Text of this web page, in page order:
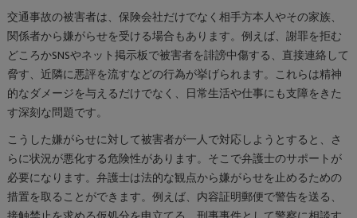
交通事故の被害者は、保険会社だけでなく相手方本人やその家族、
関係者から嫌がらせを受ける場合もあります。例えば、謝罪を拒む
どころかSNSやネット掲示板で被害者を誹謗中傷する、直接連絡して
脅す、近隣に悪評を流すなどの行為が挙げられます。これらは精神
的なダメージを与えるだけでなく、日常生活や仕事にも支障をきた
す深刻な問題です。
こうした嫌がらせに対して被害者が一人で対応しようとすると、さ
らに状況が悪化する危険性があります。そこで弁護士のサポートが
必要になります。弁護士は法的な観点から嫌がらせを止めるための
措置を取ることができます。例えば、内容証明郵便で警告を送る、